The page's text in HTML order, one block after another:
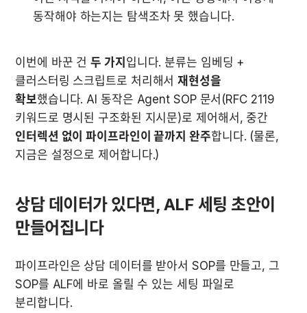
동작해야 하는지는 탐색조차 못 했습니다.
이번에 바꾼 건 두 가지 입니다. 분류는 임베딩 +
클러스터링 스크립트로 처리해서 재현성을
확보했습니다. AI 동작은 Agent SOP 문서(RFC 2119
인터렉션 없이 파이프라인이 끝까지 완주합니다. (물론,
지금은 설정으로 제어합니다.)
상담 데이터가 있다면, ALF 세팅 초안이
만들어집니다
파이프라인은 상담 데이터를 받아서 SOP를 만들고, 그
SOP를 ALF에 바로 올릴 수 있는 세팅 파일로
분리합니다.